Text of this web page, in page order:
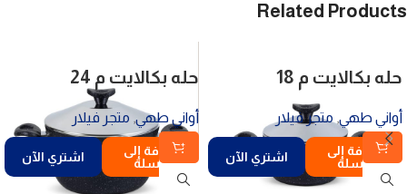
Related Products
حله بكالايت م 18
أواني طهي متجر فيلار
إضافة إلى
السلة
اشتري الآن
حله بكالايت م 24
أواني طهي متجر فيلار
إضافة إلى
السلة
اشتري الآن